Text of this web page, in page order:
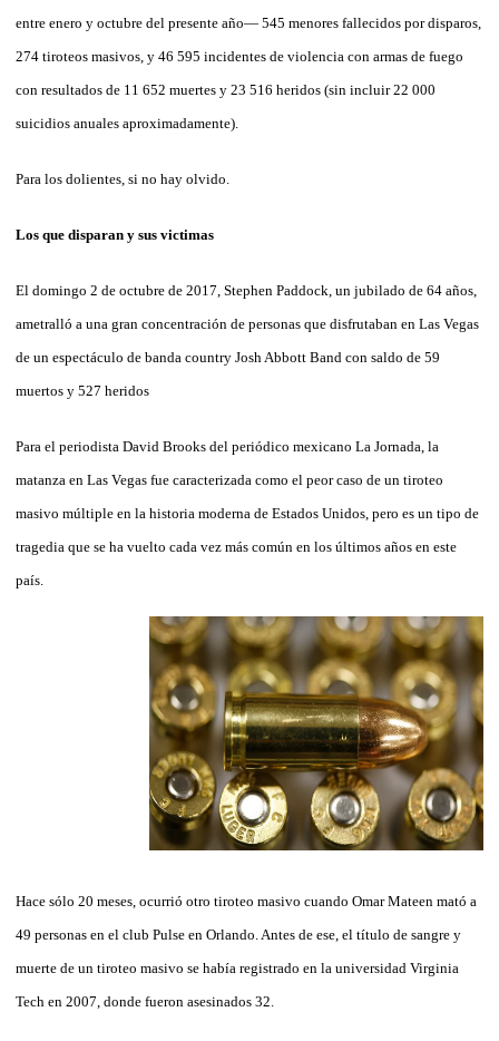
entre enero y octubre del presente año— 545 menores fallecidos por disparos,
274 tiroteos masivos, y 46 595 incidentes de violencia con armas de fuego
con resultados de 11 652 muertes y 23 516 heridos (sin incluir 22 000
suicidios anuales aproximadamente).
Para los dolientes, si no hay olvido.
Los que disparan y sus victimas
El domingo 2 de octubre de 2017, Stephen Paddock, un jubilado de 64 años,
ametralló a una gran concentración de personas que disfrutaban en Las Vegas
de un espectáculo de banda country Josh Abbott Band con saldo de 59
muertos y 527 heridos
Para el periodista David Brooks del periódico mexicano La Jornada, la
matanza en Las Vegas fue caracterizada como el peor caso de un tiroteo
masivo múltiple en la historia moderna de Estados Unidos, pero es un tipo de
tragedia que se ha vuelto cada vez más común en los últimos años en este
país.
Hace sólo 20 meses, ocurrió otro tiroteo masivo cuando Omar Mateen mató a
49 personas en el club Pulse en Orlando. Antes de ese, el título de sangre y
muerte de un tiroteo masivo se había registrado en la universidad Virginia
Tech en 2007, donde fueron asesinados 32.